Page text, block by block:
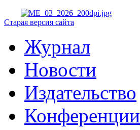
Старая версия сайта
Журнал
Новости
Издательство
Конференции